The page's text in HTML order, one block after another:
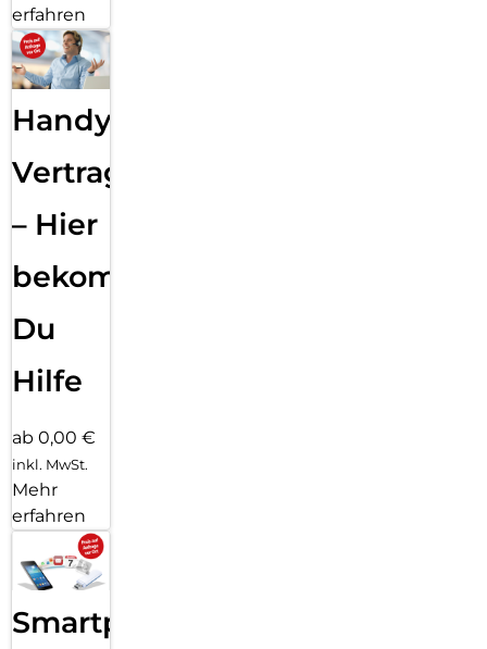
erfahren
Handy
Vertragsabwicklung
– Hier
bekommst
Du
Hilfe
ab 0,00 €
inkl. MwSt.
Mehr
erfahren
Smartphone